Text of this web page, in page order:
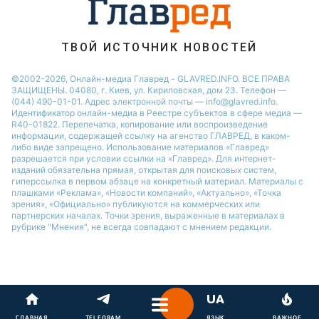
Кейт Миддлтон
Алла Пугачева
ТВОЙ ИСТОЧНИК НОВОСТЕЙ
©2002-2026, Онлайн-медиа Главред - GLAVRED.INFO. ВСЕ ПРАВА
ЗАЩИЩЕНЫ. 04080, г. Киев, ул. Кириловская, дом 23. Телефон —
(044) 490-01-01. Адрес электронной почты — info@glavred.info.
Идентификатор онлайн-медиа в Реестре cубъектов в сфере медиа —
R40-01822. Перепечатка, копирование или воспроизведение
информации, содержащей ссылку на агенство ГЛАВРЕД, в каком-
либо виде запрещено. Использование материалов «Главред»
разрешается при условии ссылки на «Главред». Для интернет-
изданий обязательна прямая, открытая для поисковых систем,
гиперссылка в первом абзаце на конкретный материал. Материалы с
плашками «Реклама», «Новости компаний», «Актуально», «Точка
зрения», «Официально» публикуются на коммерческих или
партнерских началах. Точки зрения, выраженные в материалах в
рубрике "Мнения", не всегда совпадают с мнением редакции.
ГЛАВНАЯ TELEGRAM ЯЗЫК ВАЖНОЕ